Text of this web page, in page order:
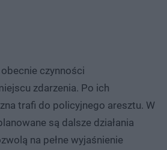
czynności
zdarzenia. Po ich
trafi do policyjnego aresztu. W
są dalsze działania
na pełne wyjaśnienie